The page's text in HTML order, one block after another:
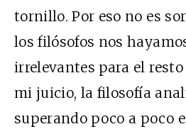
tornillo. Por eso no es
los filósofos nos
irrelevantes para el
mi juicio, la filosofía
superando poco a poco